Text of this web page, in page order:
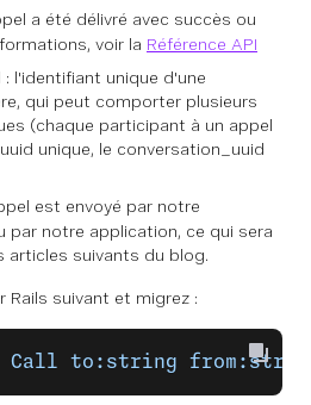
a été délivré avec succès ou
voir la Référence API
l'identifiant unique d'une
qui peut comporter plusieurs
(chaque participant à un appel
unique, le conversation_uuid
est envoyé par notre
par notre application, ce qui sera
articles suivants du blog.
Rails suivant et migrez :
Call to:string